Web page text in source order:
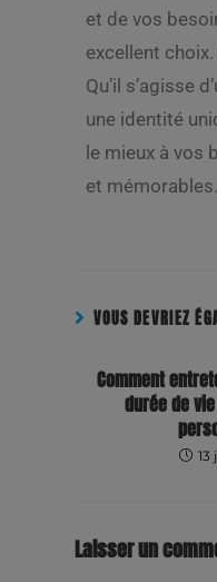
et de vos
excellent
Qu’il s’agisse
une identité
le mieux à vos
et mémorables.
VOUS DEVRIEZ
Comment
durée de
13
Laisser un